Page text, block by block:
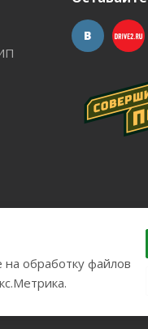
побег из города!.
обработку файлов